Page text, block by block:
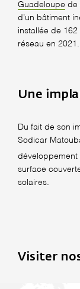
Guadeloupe de
d’un bâtiment
installée de 162
réseau en 2021.
Une
Du fait de son
Sodicar
développement
surface
solaires.
Visiter